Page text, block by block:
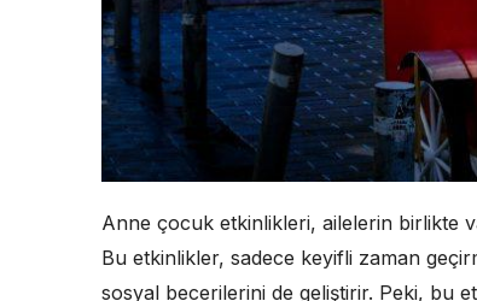
Anne çocuk etkinlikleri, ailelerin birlikte
Bu etkinlikler, sadece keyifli zaman
sosyal becerilerini de geliştirir. Peki, bu